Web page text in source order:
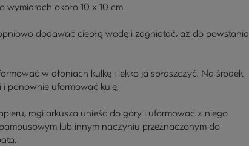
około 10 x 10 cm.
dodawać ciepłą wodę i zagniatać, aż do powstania
w dłoniach kulkę i lekko ją spłaszczyć. Na środek
i ponownie uformować kulę.
rogi arkusza unieść do góry i uformować z niego
lub innym naczyniu przeznaczonym do